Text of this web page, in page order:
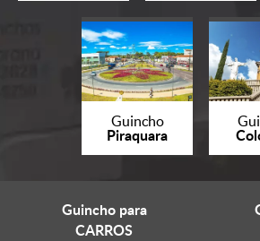
Guincho
Piraquara
Guincho para
CARROS